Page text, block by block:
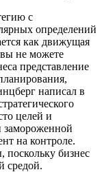
с
определений
как движущая
не можете
представление
написал в
целей и
замороженной
на контроле.
бизнес
средой.